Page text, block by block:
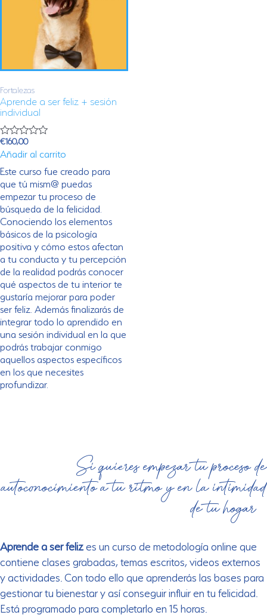
Fortalezas
Aprende a ser feliz + sesión
individual
V
a
o
a
d
o
c
o
n
d
e
5
€160,00
Añadir al carrito
Este curso fue creado para
que tú mism@ puedas
empezar tu proceso de
búsqueda de la felicidad.
Conociendo los elementos
básicos de la psicología
positiva y cómo estos afectan
a tu conducta y tu percepción
de la realidad podrás conocer
qué aspectos de tu interior te
gustaría mejorar para poder
ser feliz. Además finalizarás de
integrar todo lo aprendido en
una sesión individual en la que
podrás trabajar conmigo
aquellos aspectos específicos
en los que necesites
profundizar.
Siquieres empezar tu proceso de
autoconocimiento a tu ritmo y en la intimidad
de tu hogar…
Aprende a ser felizes un curso de metodología online que
contiene clases grabadas, temas escritos, videos externos
y actividades. Con todo ello que aprenderás las bases para
gestionar tu bienestar y así conseguir influir en tu felicidad.
Está programado para completarlo en 15 horas.